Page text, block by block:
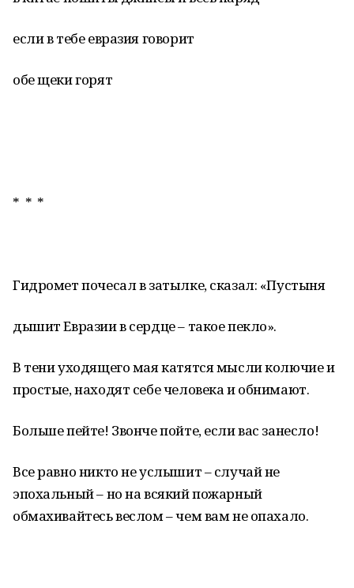
если в тебе евразия говорит
обе щеки горят
* * *
Гидромет почесал в затылке, сказал: «Пустыня
дышит Евразии в сердце – такое пекло».
В тени уходящего мая катятся мысли колючие и
простые, находят себе человека и обнимают.
Больше пейте! Звонче пойте, если вас занесло!
Все равно никто не услышит – случай не
эпохальный – но на всякий пожарный
обмахивайтесь веслом – чем вам не опахало.